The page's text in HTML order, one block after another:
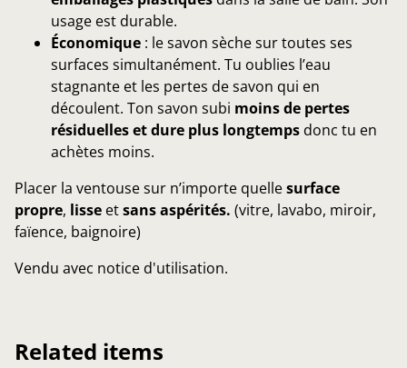
usage est durable.
Économique : le savon sèche sur toutes ses
surfaces simultanément. Tu oublies l’eau
stagnante et les pertes de savon qui en
découlent. Ton savon subi moins de pertes
résiduelles et dure plus longtemps donc tu en
achètes moins.
Placer la ventouse sur n’importe quellesurface
propre, lisse etsans aspérités. (vitre, lavabo, miroir,
faïence, baignoire)
Vendu avec notice d'utilisation.
Related items